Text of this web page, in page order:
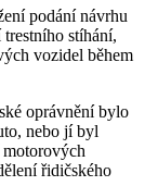
podání návrhu
trestního stíhání,
vozidel během
oprávnění bylo
nebo jí byl
řidičského